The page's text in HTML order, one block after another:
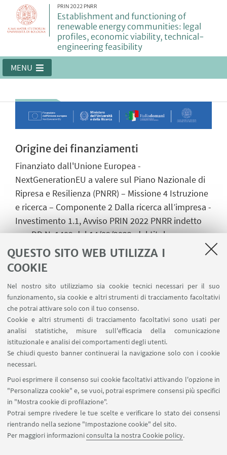
QUESTO SITO WEB UTILIZZA I
COOKIE
Nel nostro sito utilizziamo sia cookie tecnici necessari per il suo
funzionamento, sia cookie e altri strumenti di tracciamento facoltativi
che potrai attivare solo con il tuo consenso.
Cookie e altri strumenti di tracciamento facoltativi sono usati per
analisi statistiche, misure sull'efficacia della comunicazione
istituzionale e analisi dei comportamenti degli utenti.
Se chiudi questo banner continuerai la navigazione solo con i cookie
necessari.
Puoi esprimere il consenso sui cookie facoltativi attivando l'opzione in
"Personalizza cookie" e, se vuoi, potrai esprimere consensi più specifici
in "Mostra cookie di profilazione".
Potrai sempre rivedere le tue scelte e verificare lo stato dei consensi
rientrando nella sezione "Impostazione cookie" del sito.
Per maggiori informazioniconsulta la nostra Cookie policy.
PRIN 2022 PNRR
Establishment and functioning of
renewable energy communities: legal
profiles, economic viability, technical-
engineering feasibility
MENU
Origine dei finanziamenti
Finanziato dall'Unione Europea -
NextGenerationEU a valere sul Piano Nazionale di
Ripresa e Resilienza (PNRR) – Missione 4 Istruzione
e ricerca – Componente 2 Dalla ricerca all’impresa -
Investimento 1.1, Avviso PRIN 2022 PNRR indetto
con DD N. 1409 del 14/09/2022, dal titolo
“Establishment and functioning of renewable
energy communities: legal profiles, economic
viability, technical-engineering feasibility”, codice
progetto “MUR P2022BZY7Y_001” - CUP
“J53D23018840001”
Il PNRR
News